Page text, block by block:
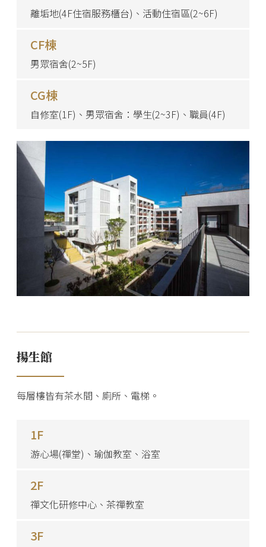
離垢地(4F住宿服務櫃台)、活動住宿區(2~6F)
CF棟
男眾宿舍(2~5F)
CG棟
自修室(1F)、男眾宿舍：學生(2~3F)、職員(4F)
揚生館
每層樓皆有茶水間、廁所、電梯。
1F
游心場(禪堂)、瑜伽教室、浴室
2F
禪文化研修中心、茶禪教室
3F